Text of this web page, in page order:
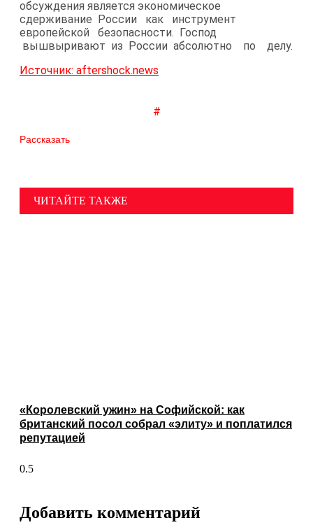
обсуждения является экономическое
сдерживание России как инструмент
европейской безопасности. Господ
вышвыривают из России абсолютно по делу.
Источник: aftershock.news
#
Рассказать
ЧИТАЙТЕ ТАКЖЕ
«Королевский ужин» на Софийской: как
британский посол собрал «элиту» и поплатился
репутацией
Добавить комментарий